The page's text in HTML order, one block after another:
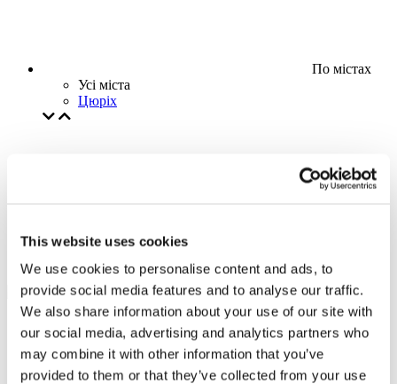
This website uses cookies
We use cookies to personalise content and ads, to
provide social media features and to analyse our traffic.
We also share information about your use of our site with
our social media, advertising and analytics partners who
may combine it with other information that you’ve
provided to them or that they’ve collected from your use
По містах
Усі міста
Цюрiх